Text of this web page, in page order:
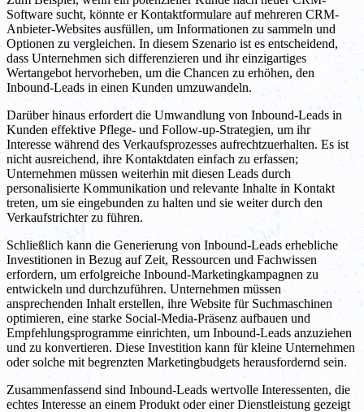
Software sucht, könnte er Kontaktformulare auf mehreren CRM-
Anbieter-Websites ausfüllen, um Informationen zu sammeln und
Optionen zu vergleichen. In diesem Szenario ist es entscheidend,
dass Unternehmen sich differenzieren und ihr einzigartiges
Wertangebot hervorheben, um die Chancen zu erhöhen, den
Inbound-Leads in einen Kunden umzuwandeln.
Darüber hinaus erfordert die Umwandlung von Inbound-Leads in
Kunden effektive Pflege- und Follow-up-Strategien, um ihr
Interesse während des Verkaufsprozesses aufrechtzuerhalten. Es ist
nicht ausreichend, ihre Kontaktdaten einfach zu erfassen;
Unternehmen müssen weiterhin mit diesen Leads durch
personalisierte Kommunikation und relevante Inhalte in Kontakt
treten, um sie eingebunden zu halten und sie weiter durch den
Verkaufstrichter zu führen.
Schließlich kann die Generierung von Inbound-Leads erhebliche
Investitionen in Bezug auf Zeit, Ressourcen und Fachwissen
erfordern, um erfolgreiche Inbound-Marketingkampagnen zu
entwickeln und durchzuführen. Unternehmen müssen
ansprechenden Inhalt erstellen, ihre Website für Suchmaschinen
optimieren, eine starke Social-Media-Präsenz aufbauen und
Empfehlungsprogramme einrichten, um Inbound-Leads anzuziehen
und zu konvertieren. Diese Investition kann für kleine Unternehmen
oder solche mit begrenzten Marketingbudgets herausfordernd sein.
Zusammenfassend sind Inbound-Leads wertvolle Interessenten, die
echtes Interesse an einem Produkt oder einer Dienstleistung gezeigt